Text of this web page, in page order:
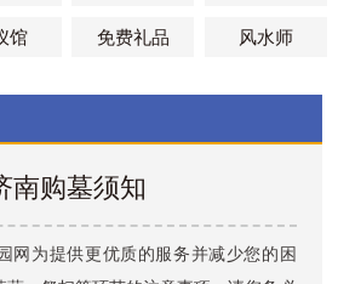
馆 免费礼品 风水师
南购墓须知
网 为提供更优质的服务并减少您的困